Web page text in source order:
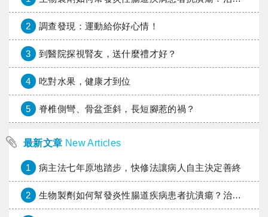
2 調查發現：運動給你好心情！
3 到醫院探視腎友，送什麼禮才好？
4 吃對水果，健康才到位
5 脊椎側彎、骨盆歪斜，長短腳惹的禍？
最新文章 New Articles
1 病主法七年原地踏步，快修法讓病人自主決定善終
2 生物製劑如何幫發炎性腸道疾病患者抗潰瘍？治療進展與健保給付困境一次看